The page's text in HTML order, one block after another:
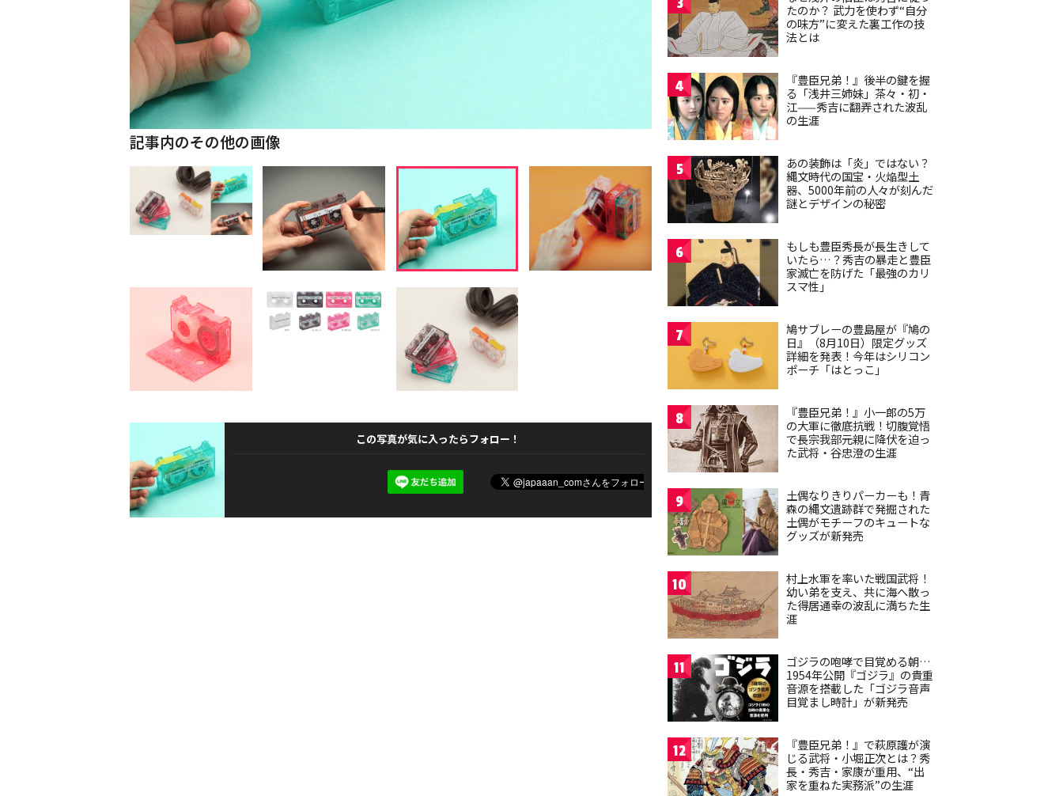
記事内のその他の画像
この写真が気に入ったらフォロー！
たのか？ 武力を使わず“自分
の味方”に変えた裏工作の技
法とは
4
『豊臣兄弟！』後半の鍵を握
る「浅井三姉妹」茶々・初・
江——秀吉に翻弄された波乱
の生涯
5
あの装飾は「炎」ではない？
縄文時代の国宝・火焔型土
器、5000年前の人々が刻んだ
謎とデザインの秘密
6
もしも豊臣秀長が長生きして
いたら…？秀吉の暴走と豊臣
家滅亡を防げた「最強のカリ
スマ性」
7
鳩サブレーの豊島屋が『鳩の
日』（8月10日）限定グッズ
詳細を発表！今年はシリコン
ポーチ「はとっこ」
8
『豊臣兄弟！』小一郎の5万
の大軍に徹底抗戦！切腹覚悟
で長宗我部元親に降伏を迫っ
た武将・谷忠澄の生涯
9
土偶なりきりパーカーも！青
森の縄文遺跡群で発掘された
土偶がモチーフのキュートな
グッズが新発売
10
村上水軍を率いた戦国武将！
幼い弟を支え、共に海へ散っ
た得居通幸の波乱に満ちた生
涯
11
ゴジラの咆哮で目覚める朝…
1954年公開『ゴジラ』の貴重
音源を搭載した「ゴジラ音声
目覚まし時計」が新発売
12
『豊臣兄弟！』で萩原護が演
じる武将・小堀正次とは？秀
長・秀吉・家康が重用、“出
家を重ねた実務派”の生涯